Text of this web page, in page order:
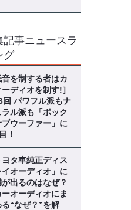
事ニュースラ
グ
音を制する者はカ
ディオを制す!］
回 パワフル派もナ
ル派も「ボック
ブウーファー」に
！
ヨタ車純正ディス
イオーディオ」に
出るのはなぜ？
ーオーディオにま
“なぜ？”を解